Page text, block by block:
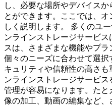
し、必要な場所やデバイス
とができます。ここでは、
しく説明します。 多くのユ
ンラインストレージサービ
スは、さまざまな機能やプ
個々のニーズに合わせて選
キュリティや信頼性の高さ
ンラインストレージサービ
管理が容易になります。た
像の加工、動画の編集など、